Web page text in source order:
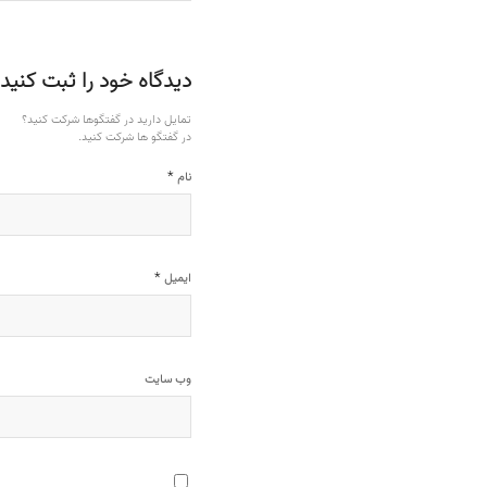
دیدگاه خود را ثبت کنید
تمایل دارید در گفتگوها شرکت کنید؟
در گفتگو ها شرکت کنید.
نام *
ایمیل *
وب‌ سایت